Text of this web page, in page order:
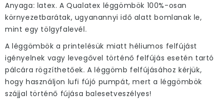
Anyaga: latex. A Qualatex léggömbök 100%-osan
környezetbarátak, ugyanannyi idő alatt bomlanak le,
mint egy tölgyfalevél.
A léggömbök a printelésük miatt héliumos felfújást
igényelnek vagy levegővel történő felfújás esetén tartó
pálcára rögzíthetőek. A léggömb felfújásához kérjük,
hogy használjon lufi fújó pumpát, mert a léggömbök
szájjal történő fújása balesetveszélyes!